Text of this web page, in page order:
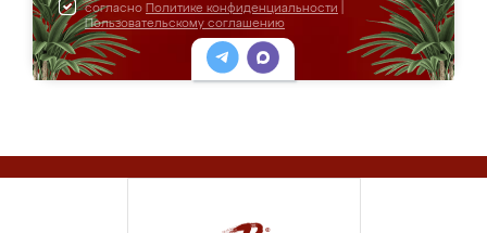
согласно Политике конфиденциальности
Пользовательскому соглашению